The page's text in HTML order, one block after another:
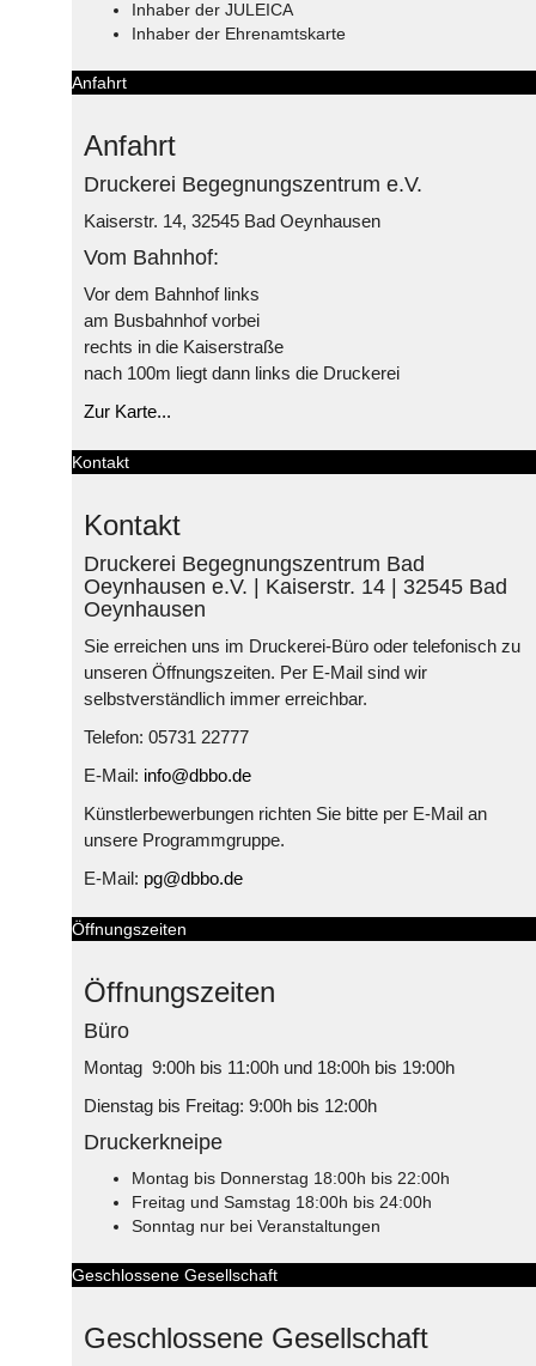
Inhaber der JULEICA
Inhaber der Ehrenamtskarte
Anfahrt
Anfahrt
Druckerei Begegnungszentrum e.V.
Kaiserstr. 14, 32545 Bad Oeynhausen
Vom Bahnhof:
Vor dem Bahnhof links
am Busbahnhof vorbei
rechts in die Kaiserstraße
nach 100m liegt dann links die Druckerei
Zur Karte...
Kontakt
Kontakt
Druckerei Begegnungszentrum Bad
Oeynhausen e.V. | Kaiserstr. 14 | 32545 Bad
Oeynhausen
Sie erreichen uns im Druckerei-Büro oder telefonisch zu
unseren Öffnungszeiten. Per E-Mail sind wir
selbstverständlich immer erreichbar.
Telefon: 05731 22777
E-Mail: info@dbbo.de
Künstlerbewerbungen richten Sie bitte per E-Mail an
unsere Programmgruppe.
E-Mail: pg@dbbo.de
Öffnungszeiten
Öffnungszeiten
Büro
Montag 9:00h bis 11:00h und 18:00h bis 19:00h
Dienstag bis Freitag: 9:00h bis 12:00h
Druckerkneipe
Montag bis Donnerstag 18:00h bis 22:00h
Freitag und Samstag 18:00h bis 24:00h
Sonntag nur bei Veranstaltungen
Geschlossene Gesellschaft
Geschlossene Gesellschaft